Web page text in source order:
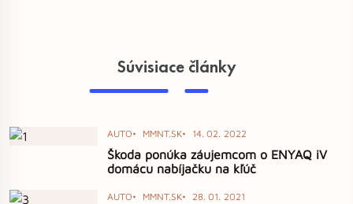
Súvisiace články
AUTO MMNT.SK 14. 02. 2022
Škoda ponúka záujemcom o ENYAQ iV
domácu nabíjačku na kľúč
AUTO MMNT.SK 28. 01. 2021